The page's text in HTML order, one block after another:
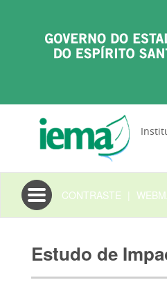
Toggle
navigation
CONTRASTE |
Estudo de